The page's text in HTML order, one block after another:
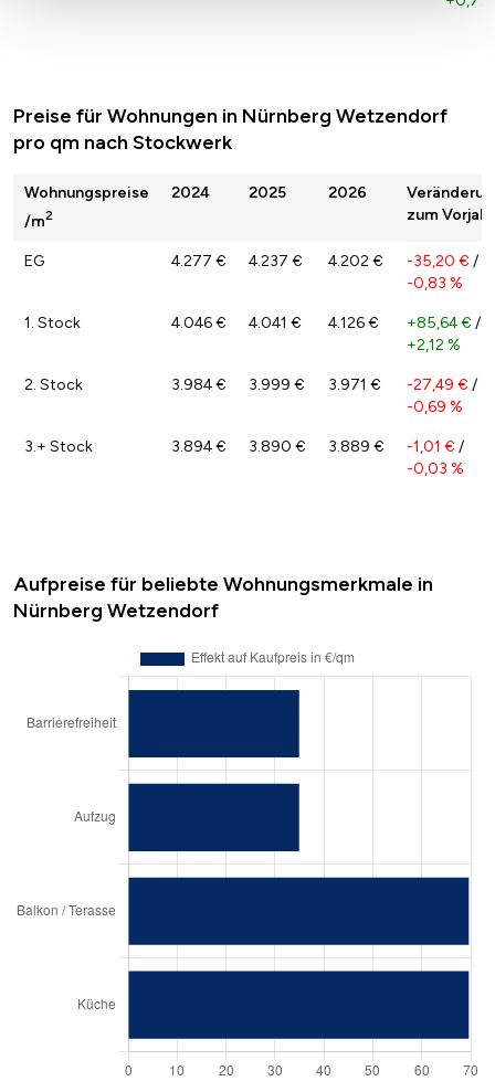
Preise für Wohnungen in Nürnberg Wetzendorf
pro qm nach Stockwerk
Wohnungspreise
/m2
2024 2025 2026
zum Vorjahr
EG 4.277 € 4.237 € 4.202 € -35,20 € /
-0,83 %
1. Stock 4.046 € 4.041 € 4.126 € +85,64 € /
+2,12 %
2. Stock 3.984 € 3.999 € 3.971 € -27,49 € /
-0,69 %
3.+ Stock 3.894 € 3.890 € 3.889 € -1,01 € /
-0,03 %
Aufpreise für beliebte Wohnungsmerkmale in
Nürnberg Wetzendorf